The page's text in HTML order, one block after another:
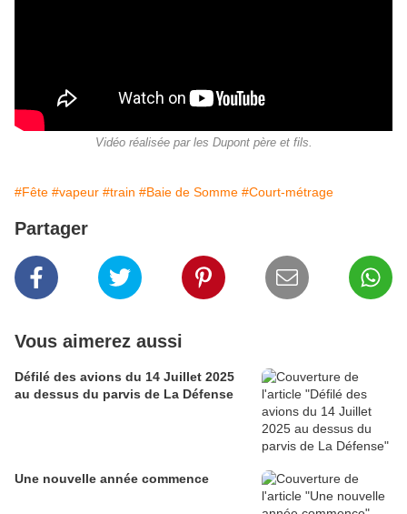
Vidéo réalisée par les Dupont père et fils.
#Fête #vapeur #train #Baie de Somme #Court-métrage
Partager
Vous aimerez aussi
Défilé des avions du 14 Juillet 2025
au dessus du parvis de La Défense
Une nouvelle année commence